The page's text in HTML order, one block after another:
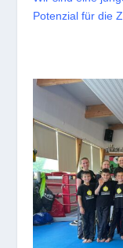
Potenzial für die